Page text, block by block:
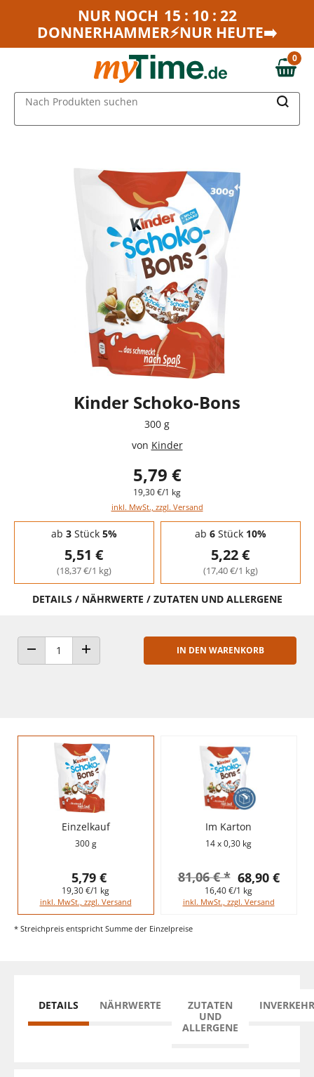
Zum Hauptinhalt springen
Zur Navigation springen
NUR NOCH 15 : 10 : 22
DONNERHAMMER⚡NUR HEUTE➡️
0,00 €
0
Nach Produkten suchen
Kinder Schoko-Bons
300 g
von Kinder
5,79 €
19,30 €/1 kg
inkl. MwSt., zzgl. Versand
Staffelpreise - Mengenrabatt
ab 3Stück 5%
5,51 €
(18,37 €/1 kg)
ab 6Stück 10%
5,22 €
(17,40 €/1 kg)
DETAILS / NÄHRWERTE / ZUTATEN UND ALLERGENE
ANZAHL VERRINGERNANZAHL ERHÖHEN
IN DEN WARENKORB
Einzelkauf
300 g
5,79 €
19,30 €/1 kg
inkl. MwSt., zzgl. Versand
Im Karton
14 x 0,30 kg
68,90 €
81,06 € *
16,40 €/1 kg
inkl. MwSt., zzgl. Versand
* Streichpreis entspricht Summe der Einzelpreise
DETAILS NÄHRWERTE
ZUTATEN
UND
ALLERGENE